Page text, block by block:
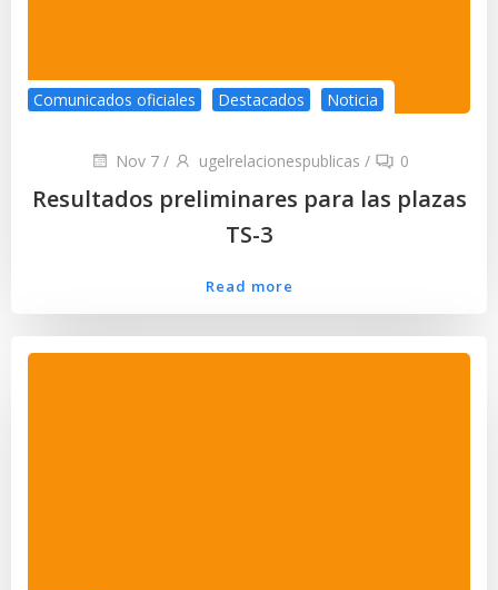
Comunicados oficiales Destacados Noticia
Nov 7 / ugelrelacionespublicas / 0
Resultados preliminares para las plazas
TS-3
Read more